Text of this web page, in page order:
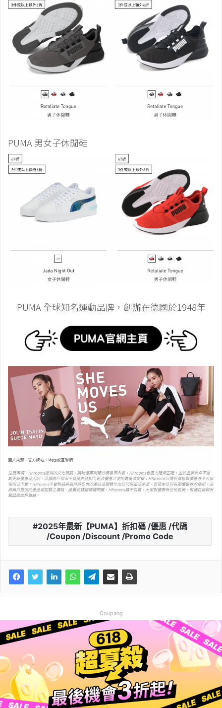
PUMA 男女子休閒鞋
PUMA 全球知名運動品牌，創辦在德國於1948年
2025年最新【PUMA】折扣碼 /優惠 /代碼
/Coupon /Discount /Promo Code
Coupang